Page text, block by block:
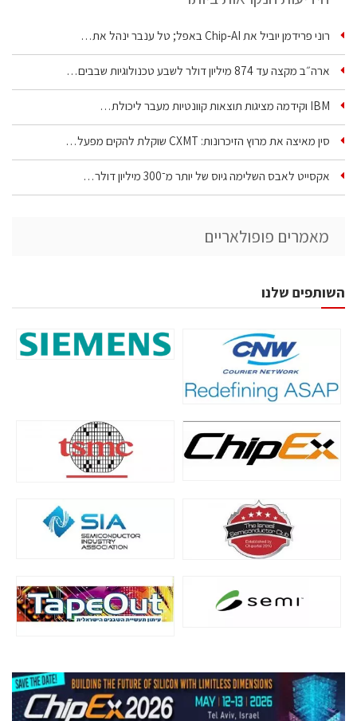
רוני פרידמן יוביל את Chip‑AI באפל; טל ענבר ינהל את…
ארה״ב מקצה עד 874 מיליון דולר לשבע טכנולוגיות שבבים…
IBM וקידמה מציגות תוצאות קוונטיות מעבר ליכולת…
סין מאיצה את מרוץ הזיכרונות: CXMT שוקלת להקים מפעל…
אקסייט לאבס השלימה גיוס של יותר מ־300 מיליון דולר…
מאמרים פופולאריים
השותפים שלנו